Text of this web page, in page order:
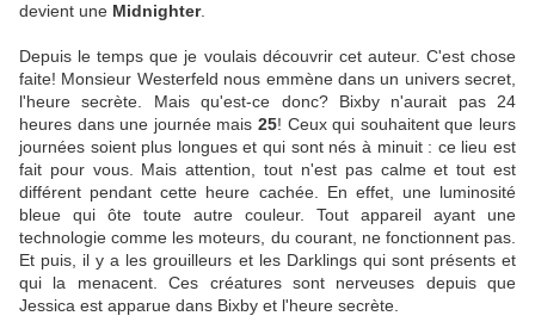
devient une Midnighter.
Depuis le temps que je voulais découvrir cet auteur. C'est chose
faite! Monsieur Westerfeld nous emmène dans un univers secret,
l'heure secrète. Mais qu'est-ce donc? Bixby n'aurait pas 24
heures dans une journée mais 25! Ceux qui souhaitent que leurs
journées soient plus longues et qui sont nés à minuit : ce lieu est
fait pour vous. Mais attention, tout n'est pas calme et tout est
différent pendant cette heure cachée. En effet, une luminosité
bleue qui ôte toute autre couleur. Tout appareil ayant une
technologie comme les moteurs, du courant, ne fonctionnent pas.
Et puis, il y a les grouilleurs et les Darklings qui sont présents et
qui la menacent. Ces créatures sont nerveuses depuis que
Jessica est apparue dans Bixby et l'heure secrète.